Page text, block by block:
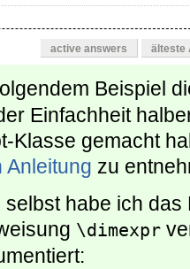
active answers älteste
Beispiel
Einfachheit
Klasse gemacht
Anleitung zu
selbst habe ich
\dimexpr